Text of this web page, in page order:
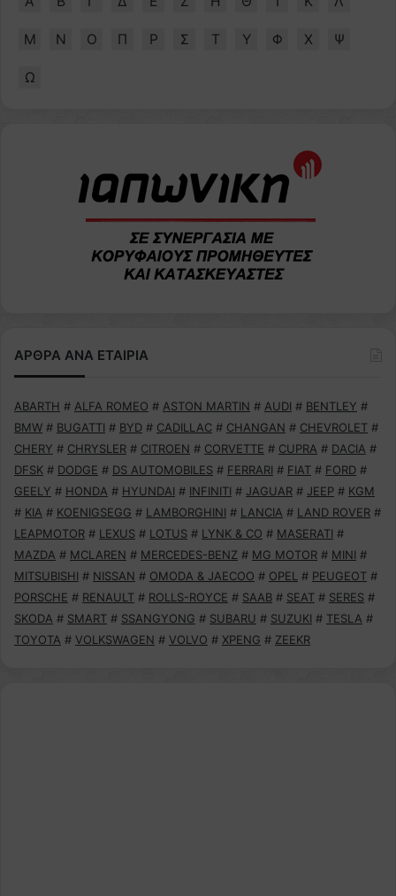
Μ Ν Ο Π Ρ Σ Τ Υ Φ Χ Ψ
Ω
ΑΡΘΡΑ ΑΝΑ ΕΤΑΙΡΙΑ
ABARTH # ALFA ROMEO # ASTON MARTIN # AUDI # BENTLEY #
BMW # BUGATTI # BYD # CADILLAC # CHANGAN # CHEVROLET #
CHERY # CHRYSLER # CITROEN # CORVETTE # CUPRA # DACIA #
DFSK # DODGE # DS AUTOMOBILES # FERRARI # FIAT # FORD #
GEELY # HONDA # HYUNDAI # INFINITI # JAGUAR # JEEP # KGM
# KIA # KOENIGSEGG # LAMBORGHINI # LANCIA # LAND ROVER #
LEAPMOTOR # LEXUS # LOTUS # LYNK & CO # MASERATI #
MAZDA # MCLAREN # MERCEDES-BENZ # MG MOTOR # MINI #
MITSUBISHI # NISSAN # OMODA & JAECOO # OPEL # PEUGEOT #
PORSCHE # RENAULT # ROLLS-ROYCE # SAAB # SEAT # SERES #
SKODA # SMART # SSANGYONG # SUBARU # SUZUKI # TESLA #
TOYOTA # VOLKSWAGEN # VOLVO # XPENG # ZEEKR